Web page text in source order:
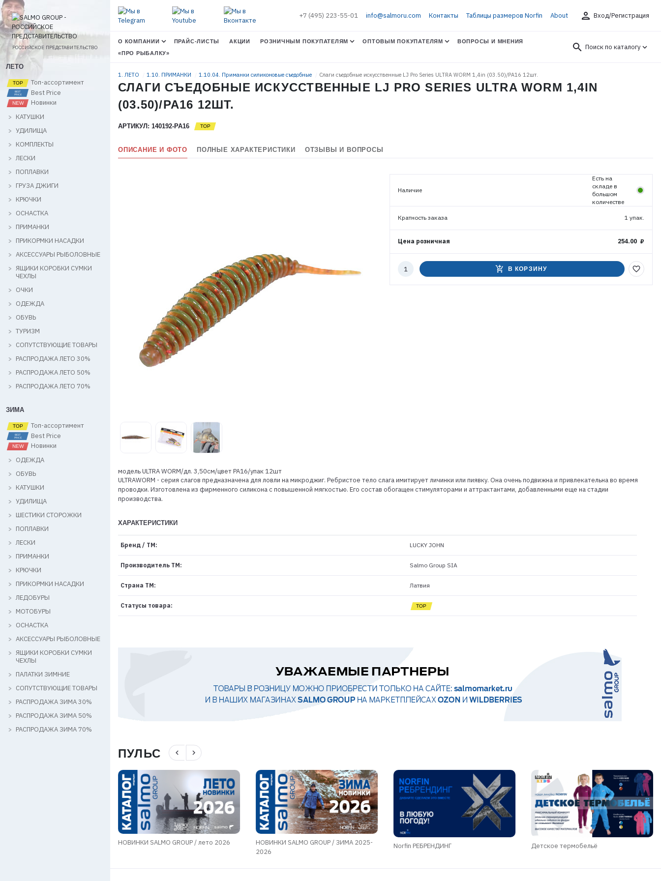
РОССИЙСКОЕ ПРЕДСТАВИТЕЛЬСТВО
ЛЕТО
Топ-ассортимент
Best Price
Новинки
КАТУШКИ
УДИЛИЩА
КОМПЛЕКТЫ
ЛЕСКИ
ПОПЛАВКИ
ГРУЗА ДЖИГИ
КРЮЧКИ
ОСНАСТКА
ПРИМАНКИ
ПРИКОРМКИ НАСАДКИ
АКСЕССУАРЫ РЫБОЛОВНЫЕ
ЯЩИКИ КОРОБКИ СУМКИ
ЧЕХЛЫ
ОЧКИ
ОДЕЖДА
ОБУВЬ
ТУРИЗМ
СОПУТСТВУЮЩИЕ ТОВАРЫ
РАСПРОДАЖА ЛЕТО 30%
РАСПРОДАЖА ЛЕТО 50%
РАСПРОДАЖА ЛЕТО 70%
ЗИМА
Топ-ассортимент
Best Price
Новинки
ОДЕЖДА
ОБУВЬ
КАТУШКИ
УДИЛИЩА
ШЕСТИКИ СТОРОЖКИ
ПОПЛАВКИ
ЛЕСКИ
ПРИМАНКИ
КРЮЧКИ
ПРИКОРМКИ НАСАДКИ
ЛЕДОБУРЫ
МОТОБУРЫ
ОСНАСТКА
АКСЕССУАРЫ РЫБОЛОВНЫЕ
ЯЩИКИ КОРОБКИ СУМКИ
ЧЕХЛЫ
ПАЛАТКИ ЗИМНИЕ
СОПУТСТВУЮЩИЕ ТОВАРЫ
РАСПРОДАЖА ЗИМА 30%
РАСПРОДАЖА ЗИМА 50%
РАСПРОДАЖА ЗИМА 70%
+7 (495) 223-55-01 info@salmoru.com Контакты Таблицы размеров Norfin About person Вход/Регистрация
О КОМПАНИИ ПРАЙС-ЛИСТЫ АКЦИИ РОЗНИЧНЫМ ПОКУПАТЕЛЯМ ОПТОВЫМ ПОКУПАТЕЛЯМ
ВОПРОСЫ И МНЕНИЯ
«ПРО РЫБАЛКУ»
search Поиск по каталогу
1. ЛЕТО 1.10. ПРИМАНКИ 1.10.04. Приманки силиконовые съедобные Слаги съедобные искусственные LJ Pro Series ULTRA WORM 1,4in (03.50)/PA16 12шт.
СЛАГИ СЪЕДОБНЫЕ ИСКУССТВЕННЫЕ LJ PRO SERIES ULTRA WORM 1,4IN
(03.50)/PA16 12ШТ.
АРТИКУЛ: 140192-PA16
ОПИСАНИЕ И ФОТО ПОЛНЫЕ ХАРАКТЕРИСТИКИ ОТЗЫВЫ И ВОПРОСЫ
Наличие
Есть на
складе в
большом
количестве
Кратность заказа 1 упак.
Цена розничная 254.00 ₽
Количество
add_shopping_cart В КОРЗИНУ favorite_border
модель ULTRA WORM/дл. 3,50см/цвет PA16/упак 12шт
ULTRAWORM - cерия слагов предназначена для ловли на микроджиг. Ребристое тело слага имитирует личинки или пиявку. Она очень подвижна и привлекательна во время
проводки. Изготовлена из фирменного силикона с повышенной мягкостью. Его состав обогащен стимуляторами и аттрактантами, добавленными еще на стадии
производства.
ХАРАКТЕРИСТИКИ
Бренд / ТМ: LUCKY JOHN
Производитель ТМ: Salmo Group SIA
Страна ТМ: Латвия
Статусы товара:
ПУЛЬС navigate_before navigate_next
НОВИНКИ SALMO GROUP / лето 2026
НОВИНКИ SALMO GROUP / ЗИМА 2025-
2026
Norfin РЕБРЕНДИНГ Детское термобельё